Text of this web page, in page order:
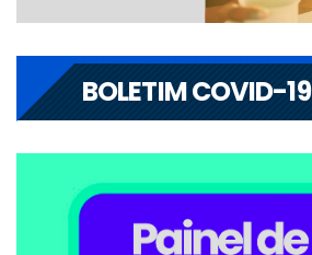
BOLETIM COVID-19